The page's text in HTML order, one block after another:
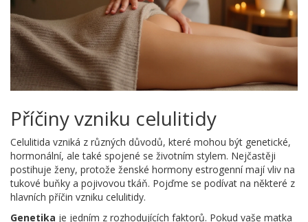
Příčiny vzniku celulitidy
Celulitida vzniká z různých důvodů, které mohou být genetické,
hormonální, ale také spojené se životním stylem. Nejčastěji
postihuje ženy, protože ženské hormony estrogenní mají vliv na
tukové buňky a pojivovou tkáň. Pojďme se podívat na některé z
hlavních příčin vzniku celulitidy.
Genetika je jedním z rozhodujících faktorů. Pokud vaše matka